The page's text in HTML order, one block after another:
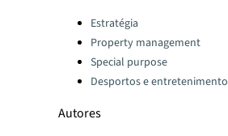
Categories:
Estratégia
Property management
Special purpose
Desportos e entretenimento
Autores